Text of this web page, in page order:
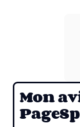
Mon